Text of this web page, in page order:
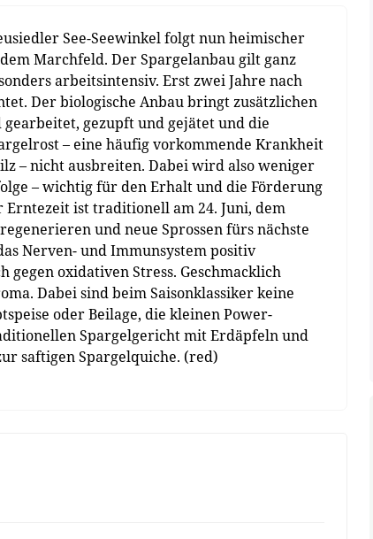
See-Seewinkel folgt nun heimischer
Marchfeld. Der Spargelanbau gilt ganz
arbeitsintensiv. Erst zwei Jahre nach
Der biologische Anbau bringt zusätzlichen
gezupft und gejätet und die
– eine häufig vorkommende Krankheit
– nicht ausbreiten. Dabei wird also weniger
– wichtig für den Erhalt und die Förderung
Erntezeit ist traditionell am 24. Juni, dem
und neue Sprossen fürs nächste
Nerven- und Immunsystem positiv
oxidativen Stress. Geschmacklich
Dabei sind beim Saisonklassiker keine
oder Beilage, die kleinen Power-
Spargelgericht mit Erdäpfeln und
saftigen Spargelquiche. (red)